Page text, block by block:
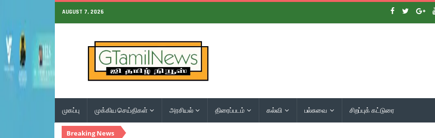
AUGUST 7, 2026
முகப்பு முக்கிய செய்திகள் அரசியல் திரைப்படம் கல்வி பல்சுவை சிறப்புக் கட்டுரை
Breaking News